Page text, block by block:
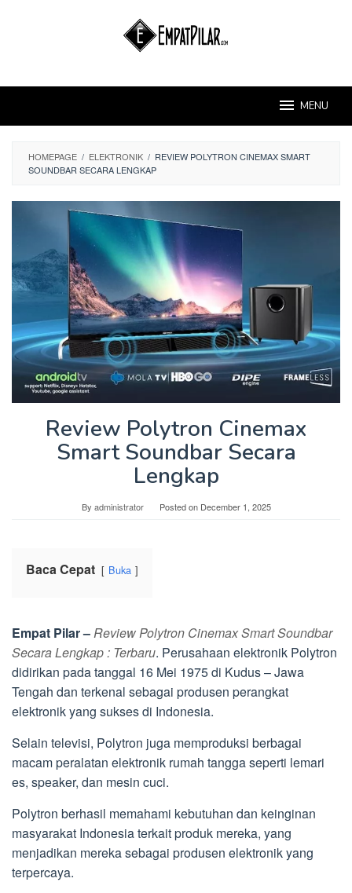
MENU
HOMEPAGE / ELEKTRONIK / REVIEW POLYTRON CINEMAX SMART
SOUNDBAR SECARA LENGKAP
Review Polytron Cinemax
Smart Soundbar Secara
Lengkap
By administrator Posted on December 1, 2025
Baca Cepat Buka
Empat Pilar – Review Polytron Cinemax Smart Soundbar
Secara Lengkap : Terbaru. Perusahaan elektronik Polytron
didirikan pada tanggal 16 Mei 1975 di Kudus – Jawa
Tengah dan terkenal sebagai produsen perangkat
elektronik yang sukses di Indonesia.
Selain televisi, Polytron juga memproduksi berbagai
macam peralatan elektronik rumah tangga seperti lemari
es, speaker, dan mesin cuci.
Polytron berhasil memahami kebutuhan dan keinginan
masyarakat Indonesia terkait produk mereka, yang
menjadikan mereka sebagai produsen elektronik yang
terpercaya.